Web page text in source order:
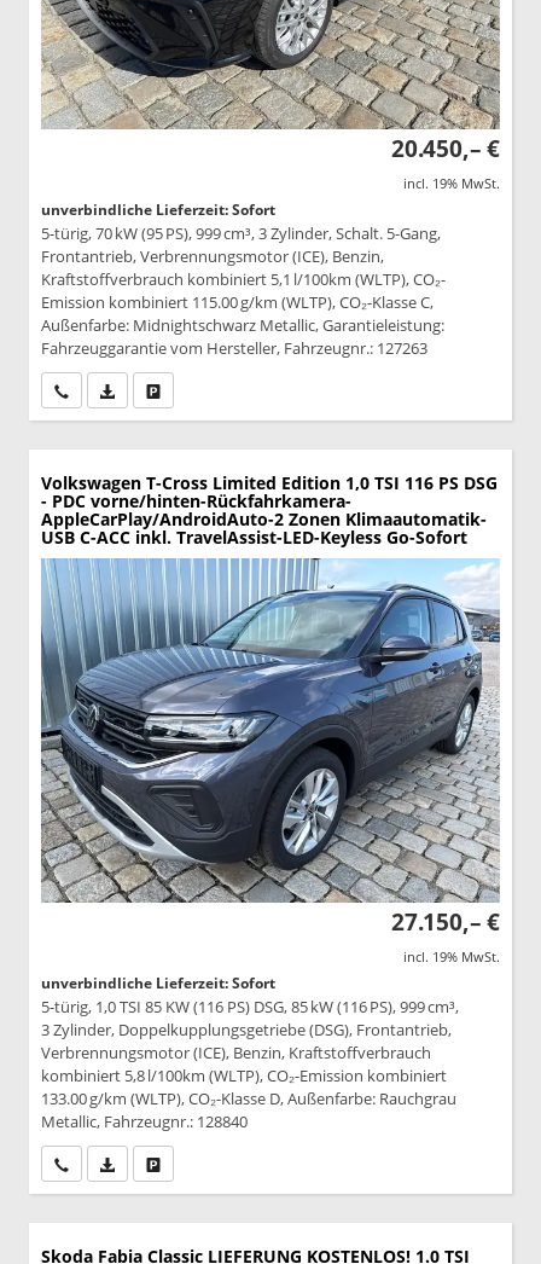
20.450,– €
incl. 19% MwSt.
unverbindliche Lieferzeit: Sofort
5-türig, 70 kW (95 PS), 999 cm³, 3 Zylinder, Schalt. 5-Gang,
Frontantrieb, Verbrennungsmotor (ICE), Benzin,
Kraftstoffverbrauch kombiniert 5,1 l/100km (WLTP), CO₂-
Emission kombiniert 115.00 g/km (WLTP), CO₂-Klasse C,
Außenfarbe: Midnightschwarz Metallic, Garantieleistung:
Fahrzeuggarantie vom Hersteller, Fahrzeugnr.: 127263
Wir rufen Sie anPDF-Datei, Fahrzeugexposé drucken
Volkswagen T-Cross Limited Edition 1,0 TSI 116 PS DSG
- PDC vorne/hinten-Rückfahrkamera-
AppleCarPlay/AndroidAuto-2 Zonen Klimaautomatik-
USB C-ACC inkl. TravelAssist-LED-Keyless Go-Sofort
27.150,– €
incl. 19% MwSt.
unverbindliche Lieferzeit: Sofort
5-türig, 1,0 TSI 85 KW (116 PS) DSG, 85 kW (116 PS), 999 cm³,
3 Zylinder, Doppelkupplungsgetriebe (DSG), Frontantrieb,
Verbrennungsmotor (ICE), Benzin, Kraftstoffverbrauch
kombiniert 5,8 l/100km (WLTP), CO₂-Emission kombiniert
133.00 g/km (WLTP), CO₂-Klasse D, Außenfarbe: Rauchgrau
Metallic, Fahrzeugnr.: 128840
Wir rufen Sie anPDF-Datei, Fahrzeugexposé drucken
Skoda Fabia Classic LIEFERUNG KOSTENLOS! 1.0 TSI